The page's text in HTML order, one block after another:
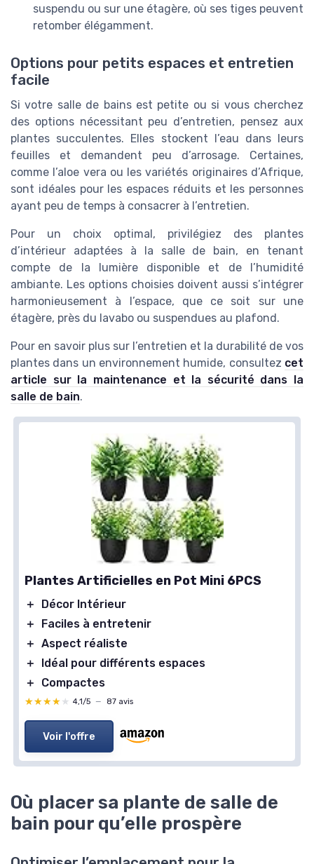
suspendu ou sur une étagère, où ses tiges peuvent
retomber élégamment.
Options pour petits espaces et entretien
facile
Si votre salle de bains est petite ou si vous cherchez
des options nécessitant peu d’entretien, pensez aux
plantes succulentes. Elles stockent l’eau dans leurs
feuilles et demandent peu d’arrosage. Certaines,
comme l’aloe vera ou les variétés originaires d’Afrique,
sont idéales pour les espaces réduits et les personnes
ayant peu de temps à consacrer à l’entretien.
Pour un choix optimal, privilégiez des plantes
d’intérieur adaptées à la salle de bain, en tenant
compte de la lumière disponible et de l’humidité
ambiante. Les options choisies doivent aussi s’intégrer
harmonieusement à l’espace, que ce soit sur une
étagère, près du lavabo ou suspendues au plafond.
Pour en savoir plus sur l’entretien et la durabilité de vos
plantes dans un environnement humide, consultez cet
article sur la maintenance et la sécurité dans la
salle de bain.
Plantes Artificielles en Pot Mini 6PCS
＋
Décor Intérieur
＋
Faciles à entretenir
＋ Aspect réaliste
＋
Idéal pour différents espaces
＋
Compactes
★★★★★
★★★★★ 4,1/5 — 87 avis
Voir l'offre
Où placer sa plante de salle de
bain pour qu’elle prospère